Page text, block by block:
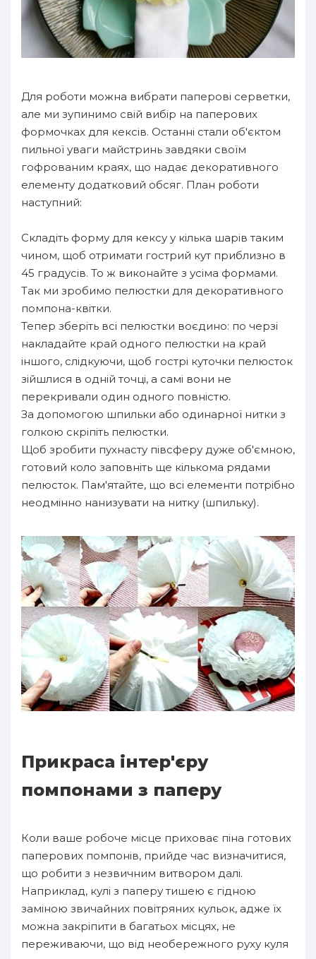
Для роботи можна вибрати паперові серветки,
але ми зупинимо свій вибір на паперових
формочках для кексів. Останні стали об'єктом
пильної уваги майстринь завдяки своїм
гофрованим краях, що надає декоративного
елементу додатковий обсяг. План роботи
наступний:
Складіть форму для кексу у кілька шарів таким
чином, щоб отримати гострий кут приблизно в
45 градусів. То ж виконайте з усіма формами.
Так ми зробимо пелюстки для декоративного
помпона-квітки.
Тепер зберіть всі пелюстки воєдино: по черзі
накладайте край одного пелюстки на край
іншого, слідкуючи, щоб гострі куточки пелюсток
зійшлися в одній точці, а самі вони не
перекривали один одного повністю.
За допомогою шпильки або одинарної нитки з
голкою скріпіть пелюстки.
Щоб зробити пухнасту півсферу дуже об'ємною,
готовий коло заповніть ще кількома рядами
пелюсток. Пам'ятайте, що всі елементи потрібно
неодмінно нанизувати на нитку (шпильку).
Прикраса інтер'єру
помпонами з паперу
Коли ваше робоче місце приховає піна готових
паперових помпонів, прийде час визначитися,
що робити з незвичним витвором далі.
Наприклад, кулі з паперу тишею є гідною
заміною звичайних повітряних кульок, адже їх
можна закріпити в багатьох місцях, не
переживаючи, що від необережного руху куля